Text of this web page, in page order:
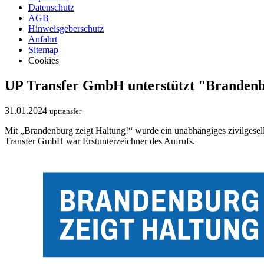
Datenschutz
AGB
Hinweisgeberschutz
Anfahrt
Sitemap
Cookies
UP Transfer GmbH unterstützt
31.01.2024 uptransfer
Mit „Brandenburg zeigt Haltung!“ wurde ein unabhängiges
Transfer GmbH war Erstunterzeichner des Aufrufs.